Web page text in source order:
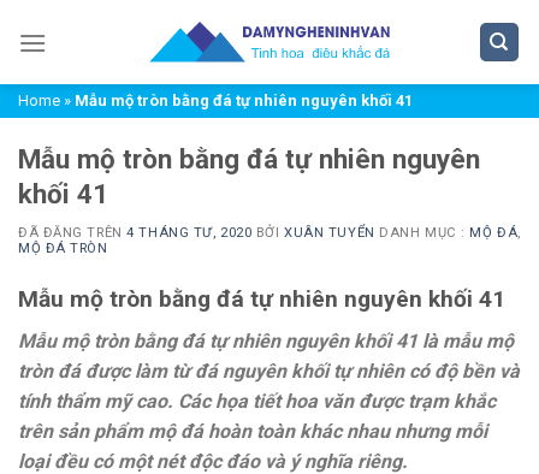
đến
dungHome » Mẫu mộ tròn bằng đá tự nhiên nguyên khối 41
Mẫu mộ tròn bằng đá tự nhiên nguyên
khối 41
ĐÃ ĐĂNG TRÊN4 THÁNG TƯ, 2020 BỞIXUÂN TUYỂN DANH MỤC : MỘ ĐÁ,
MỘ ĐÁ TRÒN
Mẫu mộ tròn bằng đá tự nhiên nguyên khối 41
Mẫu mộ tròn bằng đá tự nhiên nguyên khối 41 là mẫu mộ
tròn đá được làm từ đá nguyên khối tự nhiên có độ bền và
tính thẩm mỹ cao. Các họa tiết hoa văn được trạm khắc
trên sản phẩm mộ đá hoàn toàn khác nhau nhưng mỗi
loại đều có một nét độc đáo và ý nghĩa riêng.